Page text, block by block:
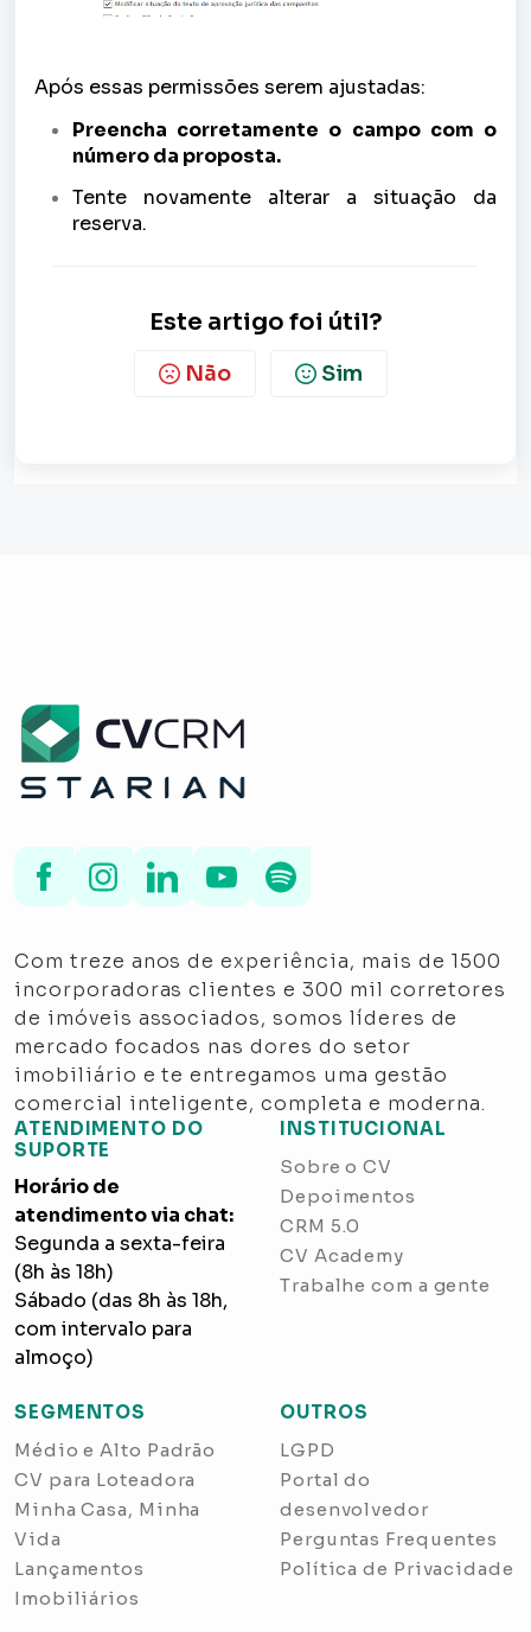
Após essas permissões serem ajustadas:
Preencha corretamente o campo com o
número da proposta.
Tente novamente alterar a situação da
reserva.
Este artigo foi útil?
Não Sim
Com treze anos de experiência, mais de 1500
incorporadoras clientes e 300 mil corretores
de imóveis associados, somos líderes de
mercado focados nas dores do setor
imobiliário e te entregamos uma gestão
comercial inteligente, completa e moderna.
INSTITUCIONAL
Sobre o CV
Depoimentos
CRM 5.0
CV Academy
Trabalhe com a gente
SEGMENTOS
Médio e Alto Padrão
CV para Loteadora
Minha Casa, Minha
Vida
Lançamentos
Imobiliários
OUTROS
LGPD
Portal do
desenvolvedor
Perguntas Frequentes
Política de Privacidade
ATENDIMENTO DO
SUPORTE
Horário de
atendimento via chat:
Segunda a sexta-feira
(8h às 18h)
Sábado (das 8h às 18h,
com intervalo para
almoço)